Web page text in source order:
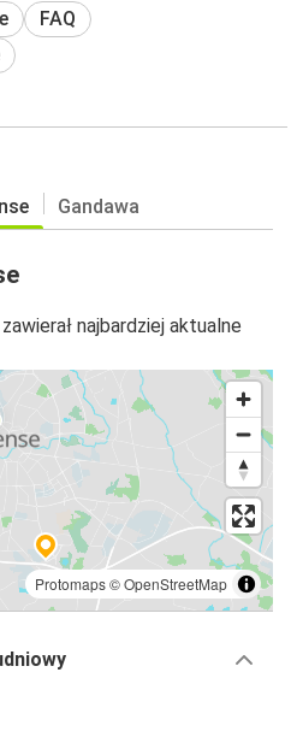
FAQ
Gandawa
najbardziej aktualne
Protomaps©OpenStreetMap